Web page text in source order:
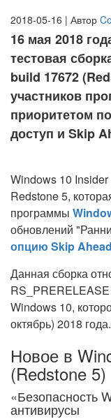
2018-05-16 | Автор
16 мая 2018
тестовая
build 17672
участников
приоритетом
доступ и Skip
Windows 10
Redstone 5,
программы
обновлений
опцию Skip Ahead
Данная сборка
Windows 10,
октябрь) 2018 года.
Новое в
(Redstone 5)
«Безопасность
антивирусы